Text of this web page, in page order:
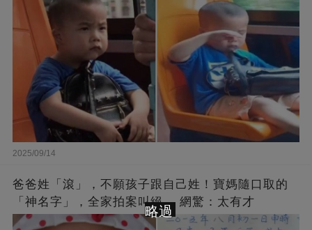
2025/09/14
爸爸姓「滾」，不願孩子跟自己姓！寶媽隨口取的
「神名字」，全家拍案叫絕 ，網驚：太有才
略過